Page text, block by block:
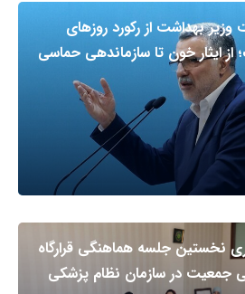
وزیر بهداشت از رکورد روزهای
از ایثار خون تا سازماندهی حماسی
نخستین جلسه هماهنگی قرارگاه
جمعیت در سازمان نظام پزشکی